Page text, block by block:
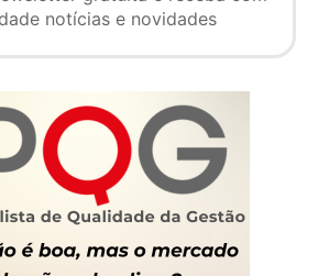
notícias e novidades